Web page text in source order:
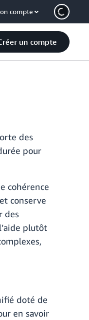
compte
un compte
des
pour
cohérence
conserve
des
plutôt
doté de
en savoir